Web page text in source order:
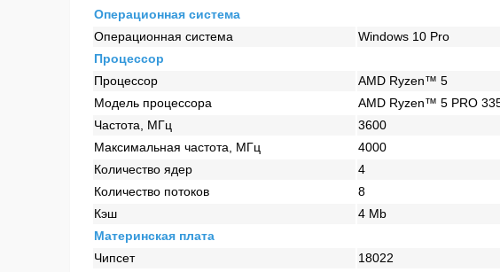
Операционная система
Операционная система
Windows 10 Pro
Процессор
Процессор
AMD Ryzen™ 5
Модель процессора
AMD Ryzen™ 5 PRO
Частота, МГц
3600
Максимальная частота, МГц
4000
Количество ядер
4
Количество потоков
8
Кэш
4 Mb
Материнская плата
Чипсет
18022